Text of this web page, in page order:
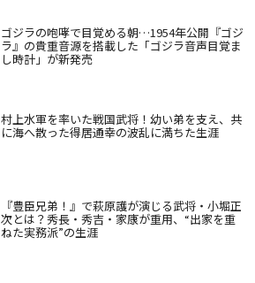
ゴジラの咆哮で目覚める朝…1954年公開『ゴジ
ラ』の貴重音源を搭載した「ゴジラ音声目覚ま
し時計」が新発売
村上水軍を率いた戦国武将！幼い弟を支え、共
に海へ散った得居通幸の波乱に満ちた生涯
『豊臣兄弟！』で萩原護が演じる武将・小堀正
次とは？秀長・秀吉・家康が重用、“出家を重
ねた実務派”の生涯